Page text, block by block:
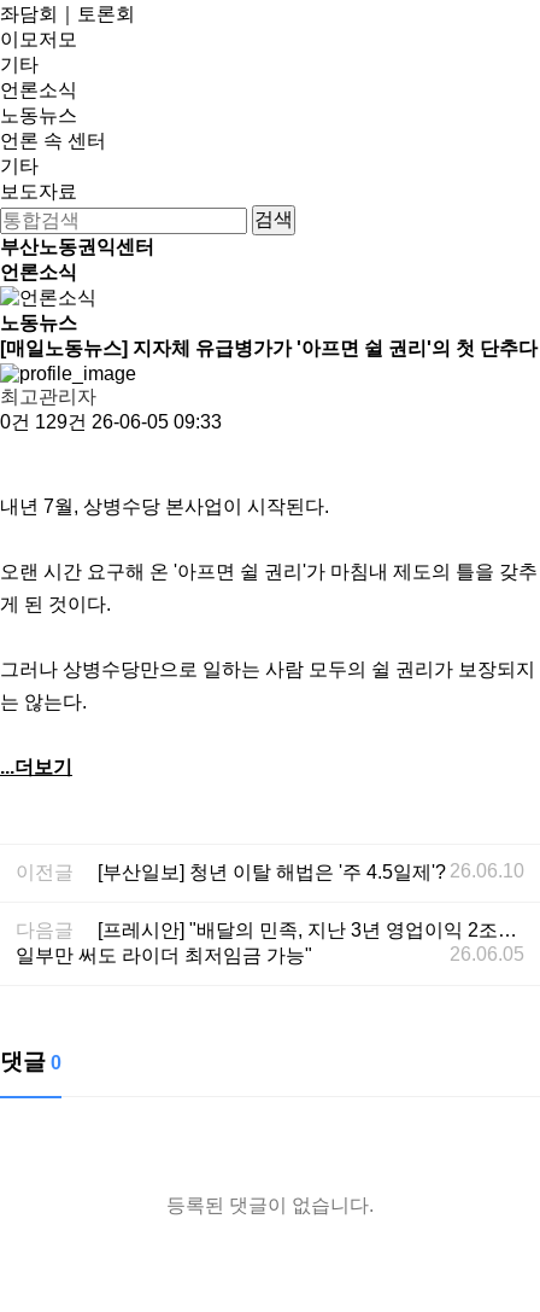
좌담회｜토론회
이모저모
기타
언론소식
노동뉴스
언론 속 센터
기타
보도자료
부산노동권익센터
언론소식
노동뉴스
[매일노동뉴스] 지자체 유급병가가 '아프면 쉴 권리'의 첫 단추다
최고관리자
0건 129건 26-06-05 09:33
내년 7월, 상병수당 본사업이 시작된다.
오랜 시간 요구해 온 '아프면 쉴 권리'가 마침내 제도의 틀을 갖추
게 된 것이다.
그러나 상병수당만으로 일하는 사람 모두의 쉴 권리가 보장되지
는 않는다.
...더보기
이전글 [부산일보] 청년 이탈 해법은 '주 4.5일제'? 26.06.10
다음글
[프레시안] "배달의 민족, 지난 3년 영업이익 2조…
일부만 써도 라이더 최저임금 가능"
26.06.05
댓글 0
등록된 댓글이 없습니다.